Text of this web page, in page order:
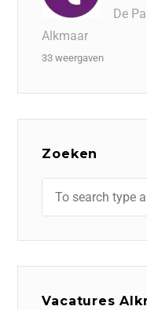
De
Alkmaar
33 weergaven
Zoeken
Vacatures